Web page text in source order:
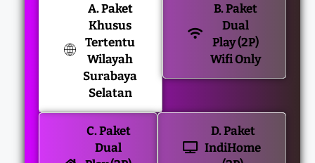
A. Paket
Khusus
Tertentu
Wilayah
Surabaya
Selatan
B. Paket
Dual
Play (2P)
Wifi Only
C. Paket
Dual
D. Paket
IndiHome